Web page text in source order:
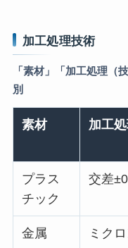
加工処理技術
「素材」「加工処理（
別
素材 加工処
プラス
チック
交差
金属 ミク